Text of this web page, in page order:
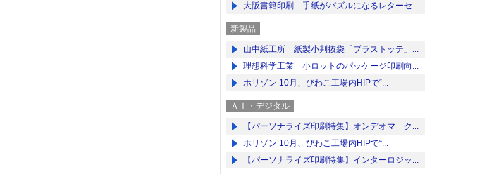
大阪書籍印刷 手紙がパズルになるレターセ...
新製品
山中紙工所 紙製小判抜袋「プラストッテ」...
理想科学工業 小ロットのパッケージ印刷向...
ホリゾン 10月、びわこ工場内HIPで“...
ＡＩ・デジタル
【パーソナライズ印刷特集】オンデオマ ク...
ホリゾン 10月、びわこ工場内HIPで“...
【パーソナライズ印刷特集】インターロジッ...